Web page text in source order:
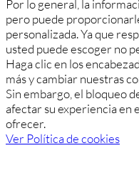
Por lo general, la
pero puede
personalizada. Ya que
usted puede escoger no
Haga clic en los
más y cambiar nuestras
Sin embargo, el bloqueo
afectar su experiencia en
ofrecer.
Ver Política de cookies